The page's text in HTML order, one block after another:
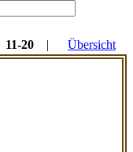
11-20 | Übersicht